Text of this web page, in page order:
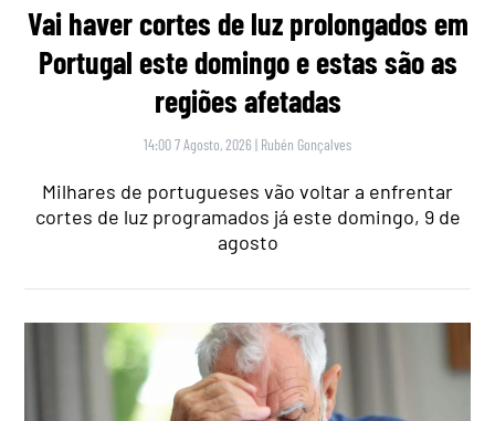
Vai haver cortes de luz prolongados em
Portugal este domingo e estas são as
regiões afetadas
14:00 7 Agosto, 2026 | Rubén Gonçalves
Milhares de portugueses vão voltar a enfrentar
cortes de luz programados já este domingo, 9 de
agosto